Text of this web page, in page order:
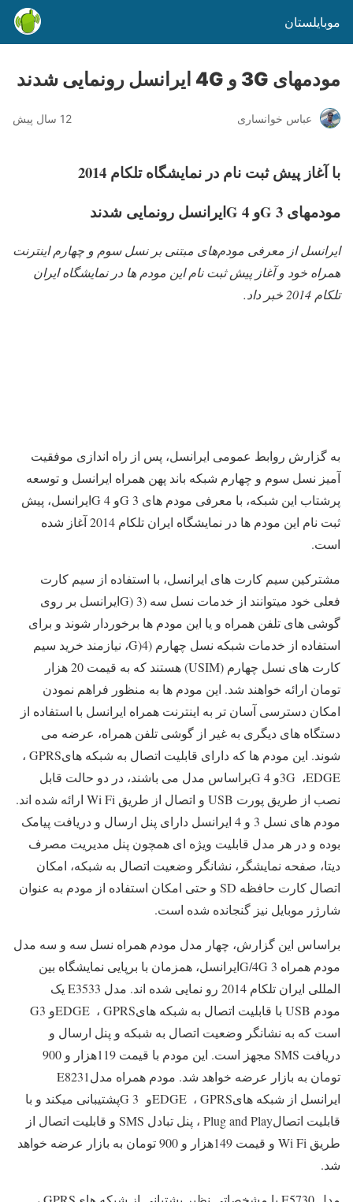
موبایلستان
مودمهای 3G و 4G ایرانسل رونمایی شدند
عباس خوانساری 12 سال پیش
با آغاز پیش ثبت نام در نمایشگاه تلکام 2014
مودمهای 3
Gو 4 Gایرانسل رونمایی شدند
ایرانسل از معرفی مودم‌های مبتنی بر نسل سوم و چهارم اینترنت
همراه خود و آغاز پیش ثبت نام این مودم ها در نمایشگاه ایران
تلکام 2014 خبر داد
.
به گزارش روابط عمومی ایرانسل، پس از راه اندازی موفقیت
آمیز نسل سوم و چهارم شبکه باند پهن همراه ایرانسل و توسعه
پرشتاب این شبکه، با معرفی مودم های 3
Gو 4 Gایرانسل، پیش
ثبت نام این مودم ها در نمایشگاه ایران تلکام 2014 آغاز شده
است.
مشترکین سیم کارت های ایرانسل، با استفاده از سیم کارت
فعلی خود میتوانند از خدمات نسل سه (3 G)ایرانسل بر روی
گوشی های تلفن همراه و یا این مودم ها برخوردار شوند و برای
استفاده از خدمات شبکه نسل چهارم (4 G)، نیازمند خرید سیم
کارت های نسل چهارم (USIM)
هستند که به قیمت 20 هزار
تومان ارائه خواهند شد. این مودم ها به منظور فراهم نمودن
امکان دسترسی آسان تر به اینترنت همراه ایرانسل با استفاده از
دستگاه های دیگری به غیر از گوشی تلفن همراه، عرضه می
شوند. این مودم ها که دارای قابلیت اتصال به شبکه هایGPRS ،
EDGE، 3Gو 4 Gبراساس مدل می باشند، در دو حالت قابل
نصب از طریق پورت USB و اتصال از طریق Wi Fi ارائه شده اند.
مودم های نسل 3 و 4 ایرانسل دارای پنل ارسال و دریافت پیامک
بوده و در هر مدل قابلیت ویژه ای همچون پنل مدیریت مصرف
دیتا، صفحه نمایشگر، نشانگر وضعیت اتصال به شبکه، امکان
اتصال کارت حافظه SD و حتی امکان استفاده از مودم به عنوان
شارژر موبایل نیز گنجانده شده است.
براساس این گزارش، چهار مدل مودم همراه نسل سه و سه مدل
مودم همراه 3
G/4Gایرانسل، همزمان با برپایی نمایشگاه بین
المللی ایران تلکام 2014 رو نمایی شده اند. مدل
E3533 یک
مودم USB با قابلیت اتصال به شبکه هایGPRS ، EDGEو 3
G
است که به نشانگر وضعیت اتصال به شبکه و پنل ارسال و
دریافت SMS
مجهز است. این مودم با قیمت 119هزار و 900
تومان به بازار عرضه خواهد شد. مودم همراه مدلE8231
ایرانسل از شبکه هایGPRS ، EDGEو 3 Gپشتیبانی میکند و با
قابلیت اتصالPlug and Play ، پنل تبادل SMS و قابلیت اتصال از
طریق Wi Fi
و قیمت 149هزار و 900 تومان به بازار عرضه خواهد
شد.